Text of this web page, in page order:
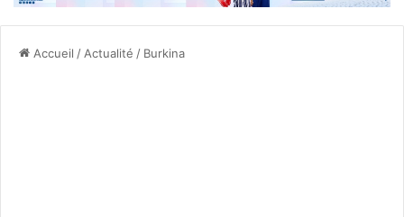
Accueil / Actualité / Burkina